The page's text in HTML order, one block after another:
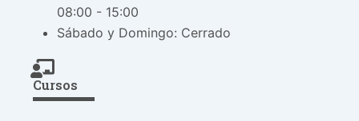
08:00 - 15:00
Sábado y Domingo: Cerrado
Cursos